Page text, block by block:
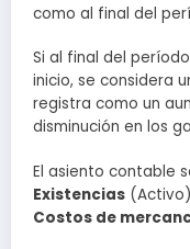
como al final del
Si al final del
inicio, se considera
registra como un
disminución en los
El asiento contable
Existencias
Costos de